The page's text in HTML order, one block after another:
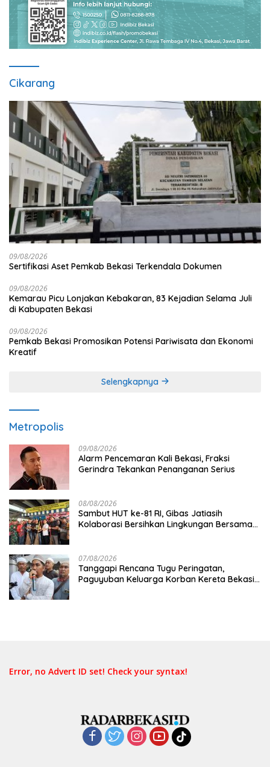
Cikarang
09/08/2026
Sertifikasi Aset Pemkab Bekasi Terkendala Dokumen
09/08/2026
Kemarau Picu Lonjakan Kebakaran, 83 Kejadian Selama Juli
di Kabupaten Bekasi
09/08/2026
Pemkab Bekasi Promosikan Potensi Pariwisata dan Ekonomi
Kreatif
Selengkapnya
Metropolis
09/08/2026
Alarm Pencemaran Kali Bekasi, Fraksi
Gerindra Tekankan Penanganan Serius
08/08/2026
Sambut HUT ke-81 RI, Gibas Jatiasih
Kolaborasi Bersihkan Lingkungan Bersama
07/08/2026
Tanggapi Rencana Tugu Peringatan,
Paguyuban Keluarga Korban Kereta Bekasi
Error, no Advert ID set! Check your syntax!